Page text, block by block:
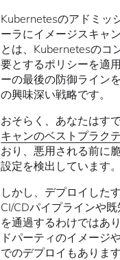
Kubernetesのアドミッ
ーラにイメージスキャ
とは、Kubernetesのコ
要とするポリシーを適
ーの最後の防御ライン
の興味深い戦略です。
おそらく、あなたはす
キャンのベストプラク
おり、悪用される前に
設定を検出しています。
しかし、デプロイした
CI/CDパイプラインや
を通過するわけではあ
ドパーティのイメージ
でのデプロイもあります